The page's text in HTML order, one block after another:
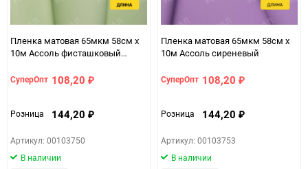
Пленка матовая 65мкм 58см х
10м Ассоль фисташковый
СуперОпт 108,20 ₽
Розница 144,20 ₽
Артикул: 00103750
В наличии
Пленка матовая 65мкм 58см х
10м Ассоль сиреневый
СуперОпт 108,20 ₽
Розница 144,20 ₽
Артикул: 00103753
В наличии